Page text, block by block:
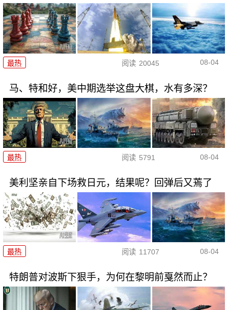
最热 阅读 20045 08-04
马、特和好，美中期选举这盘大棋，水有多深？
最热 阅读 5791 08-04
美利坚亲自下场救日元，结果呢？回弹后又蔫了
最热 阅读 11707 08-04
特朗普对波斯下狠手，为何在黎明前戛然而止？